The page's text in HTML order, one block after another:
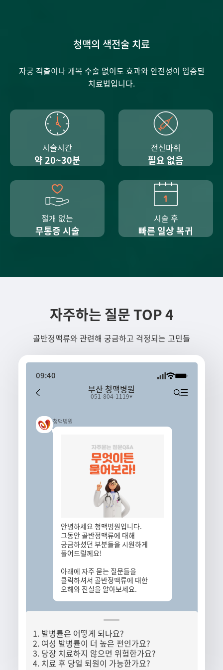
청맥의 색전술 치료
자궁 적출이나 개복 수술 없이도 효과와 안전성이 입증된
치료법입니다.
시술시간
약 20~30분
전신마취
필요 없음
절개 없는
무통증 시술
시술 후
빠른 일상 복귀
자주하는 질문 TOP 4
골반정맥류와 관련해 궁금하고 걱정되는 고민들
09:40
부산 청맥병원
051-804-1119
청맥병원
안녕하세요 청맥병원입니다.
그동안 골반정맥류에 대해
궁금하셨던 부분들을 시원하게
풀어드릴께요!
아래에 자주 묻는 질문들을
클릭하셔서 골반정맥류에 대한
오해와 진실을 알아보세요.
1. 발병률은 어떻게 되나요?
2. 여성 발병률이 더 높은 편인가요?
3. 당장 치료하지 않으면 위험한가요?
4. 치료 후 당일 퇴원이 가능한가요?